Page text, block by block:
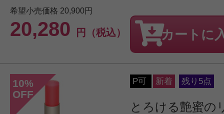
希望小売価格 20,900円
20,280 円（税込） カートに
10%
OFF
P可 新着 残り5点
とろける艶蜜の